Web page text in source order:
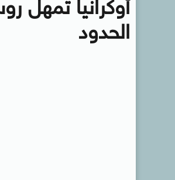
الحدود